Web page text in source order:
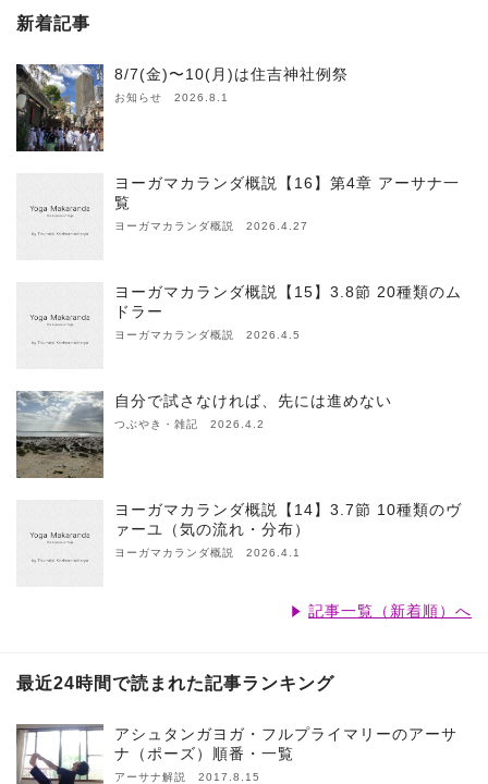
新着記事
8/7(金)〜10(月)は住吉神社例祭
お知らせ 2026.8.1
ヨーガマカランダ概説【16】第4章 アーサナ一
覧
ヨーガマカランダ概説 2026.4.27
ヨーガマカランダ概説【15】3.8節 20種類のム
ドラー
ヨーガマカランダ概説 2026.4.5
自分で試さなければ、先には進めない
つぶやき・雑記 2026.4.2
ヨーガマカランダ概説【14】3.7節 10種類のヴ
ァーユ（気の流れ・分布）
ヨーガマカランダ概説 2026.4.1
記事一覧（新着順）へ
最近24時間で読まれた記事ランキング
アシュタンガヨガ・フルプライマリーのアーサ
ナ（ポーズ）順番・一覧
アーサナ解説 2017.8.15